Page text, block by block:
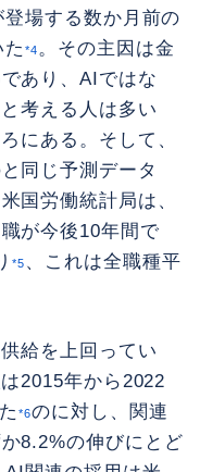
場する数か月前の
た*4 。その主因は金
あり、AIではな
考える人は多い
にある。そして、
同じ予測データ
国労働統計局は、
が今後10年間で
*5 、これは全職種平
給を上回ってい
2015年から2022
*6のに対し、関連
8.2%の伸びにとど